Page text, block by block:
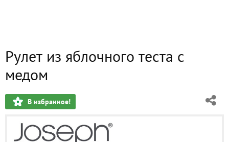
Рулет из яблочного теста с
медом
В избранное!